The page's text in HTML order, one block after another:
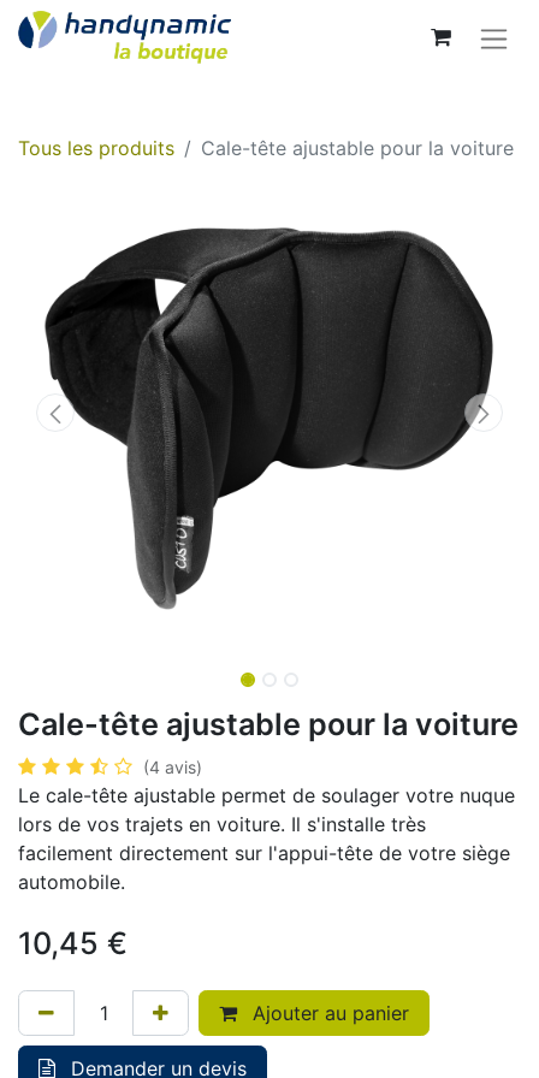
Tous les produits Cale-tête ajustable pour la voiture
Cale-tête ajustable pour la voiture
(4 avis)
Le cale-tête ajustable permet de soulager votre nuque
lors de vos trajets en voiture. Il s'installe très
facilement directement sur l'appui-tête de votre siège
automobile.
10,45 €
Ajouter au panier
Demander un devis